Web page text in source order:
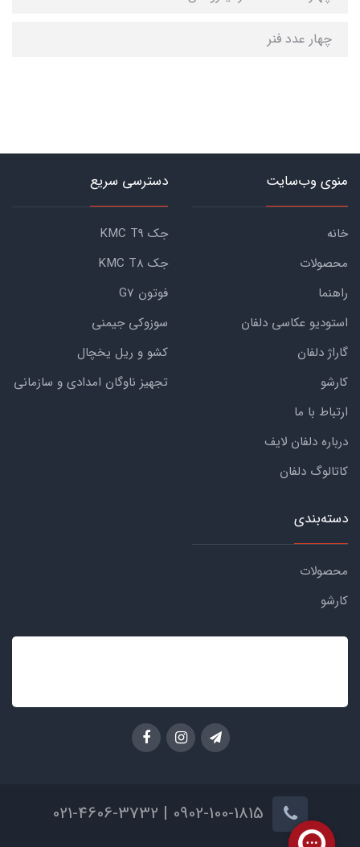
چهار عدد فنر
منوی وب‌سایت
خانه
محصولات
راهنما
استودیو عکاسی دلفان
گاراژ دلفان
کارشو
ارتباط با ما
درباره دلفان لایف
کاتالوگ دلفان
دسترسی سریع
جک KMC T9
جک KMC T8
فوتون G7
سوزوکی جیمنی
کشو و ریل یخچال
تجهیز ناوگان امدادی و سازمانی
دسته‌بندی
محصولات
کارشو